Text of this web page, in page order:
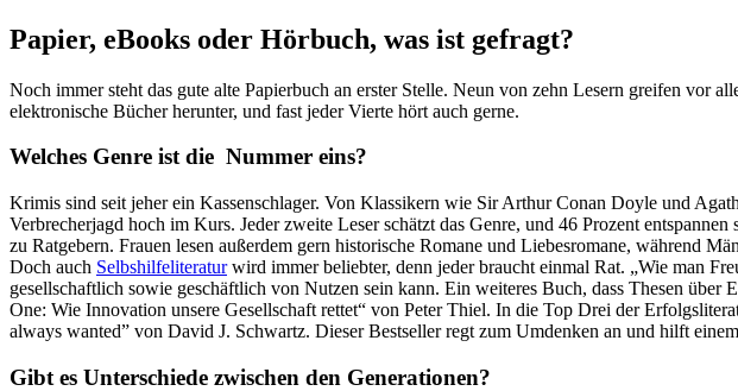
Papier, eBooks oder Hörbuch, was ist gefragt?
Noch immer steht das gute alte Papierbuch an erster Stelle. Neun von zehn Lesern greifen vor
elektronische Bücher herunter, und fast jeder Vierte hört auch gerne.
Welches Genre ist die Nummer eins?
Krimis sind seit jeher ein Kassenschlager. Von Klassikern wie Sir Arthur Conan Doyle und
Verbrecherjagd hoch im Kurs. Jeder zweite Leser schätzt das Genre, und 46 Prozent
zu Ratgebern. Frauen lesen außerdem gern historische Romane und Liebesromane, während
Doch auch Selbshilfeliteraturwird immer beliebter, denn jeder braucht einmal Rat. „Wie man
gesellschaftlich sowie geschäftlich von Nutzen sein kann. Ein weiteres Buch, dass Thesen
One: Wie Innovation unsere Gesellschaft rettet“ von Peter Thiel. In die Top Drei der
always wanted” von David J. Schwartz. Dieser Bestseller regt zum Umdenken an und hilft
Gibt es Unterschiede zwischen den Generationen?